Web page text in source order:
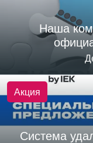
Наша
Система
Акция